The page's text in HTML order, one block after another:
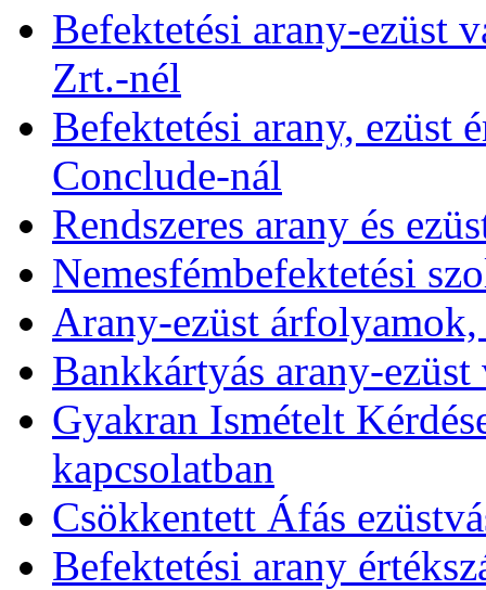
Befektetési arany-ezüst
Zrt.-nél
Befektetési arany, ezüst
Conclude-nál
Rendszeres arany és
Nemesfémbefektetési
Arany-ezüst
Bankkártyás arany-
Gyakran Ismételt
kapcsolatban
Csökkentett Áfás
Befektetési arany